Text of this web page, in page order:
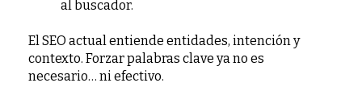
al buscador.
El SEO actual entiende entidades, intención y
contexto. Forzar palabras clave ya no es
necesario… ni efectivo.